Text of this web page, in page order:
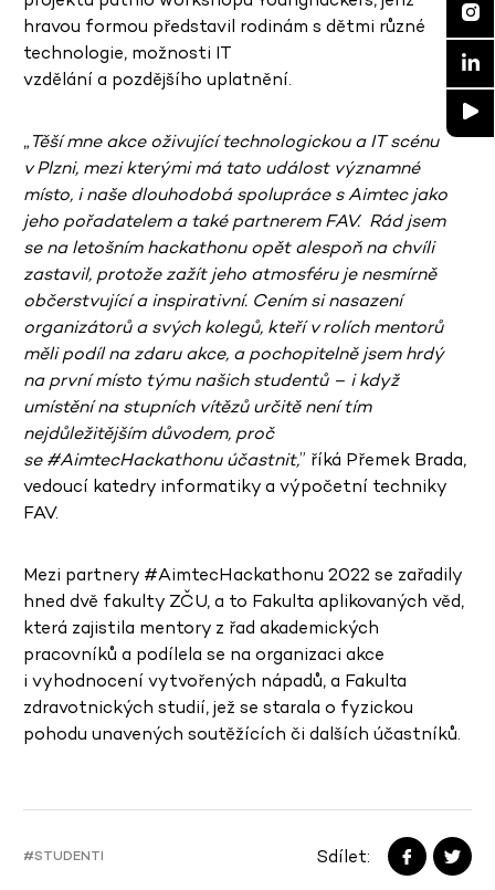
hravou formou představil rodinám s dětmi různé
technologie, možnosti IT
vzdělání a pozdějšího uplatnění.
„Těší mne akce oživující technologickou a IT scénu
v Plzni, mezi kterými má tato událost významné
místo, i naše dlouhodobá spolupráce s Aimtec jako
jeho pořadatelem a také partnerem FAV. Rád jsem
se na letošním hackathonu opět alespoň na chvíli
zastavil, protože zažít jeho atmosféru je nesmírně
občerstvující a inspirativní. Cením si nasazení
organizátorů a svých kolegů, kteří v rolích mentorů
měli podíl na zdaru akce, a pochopitelně jsem hrdý
na první místo týmu našich studentů – i když
umístění na stupních vítězů určitě není tím
nejdůležitějším důvodem, proč
se #AimtecHackathonu účastnit,” říká Přemek Brada,
vedoucí katedry informatiky a výpočetní techniky
FAV.
Mezi partnery #AimtecHackathonu 2022 se zařadily
hned dvě fakulty ZČU, a to Fakulta aplikovaných věd,
která zajistila mentory z řad akademických
pracovníků a podílela se na organizaci akce
i vyhodnocení vytvořených nápadů, a Fakulta
zdravotnických studií, jež se starala o fyzickou
pohodu unavených soutěžících či dalších účastníků.
#STUDENTI Sdílet: